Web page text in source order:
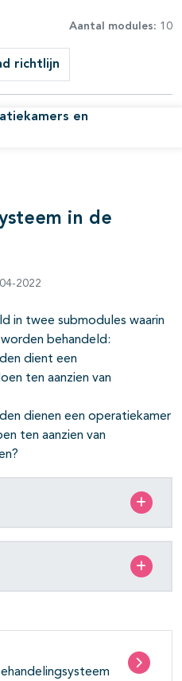
Aantal modules: 10
richtlijn
en
in de
2022
in twee submodules waarin
behandeld:
dient een
ten aanzien van
dienen een operatiekamer
ten aanzien van